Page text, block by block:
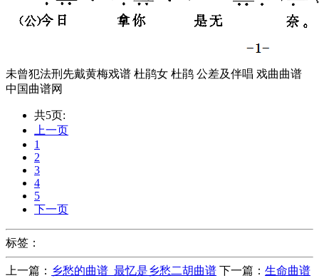
未曾犯法刑先戴黄梅戏谱 杜鹃女 杜鹃 公差及伴唱 戏曲曲谱
中国曲谱网
共5页:
上一页
1
2
3
4
5
下一页
标签：
上一篇： 乡愁的曲谱_最忆是乡愁二胡曲谱 下一篇： 生命曲谱